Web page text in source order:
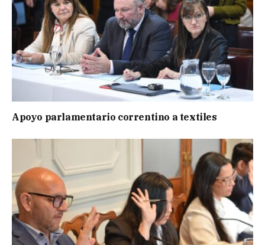
Apoyo parlamentario correntino a textiles